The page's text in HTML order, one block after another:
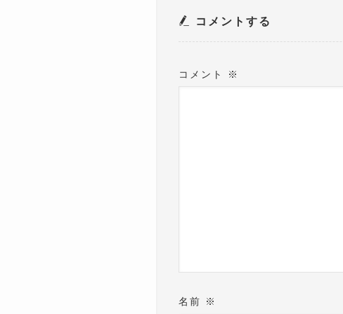
コメントする
コメント ※
名前 ※